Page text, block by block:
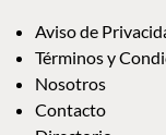
Aviso de
Términos y
Nosotros
Contacto